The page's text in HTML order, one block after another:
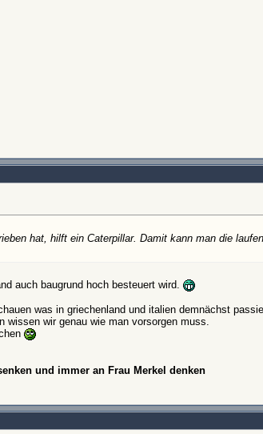
hat, hilft ein Caterpillar. Damit kann man die
auch baugrund hoch besteuert wird.
was in griechenland und italien demnächst
wir genau wie man vorsorgen muss.
und immer an Frau Merkel denken